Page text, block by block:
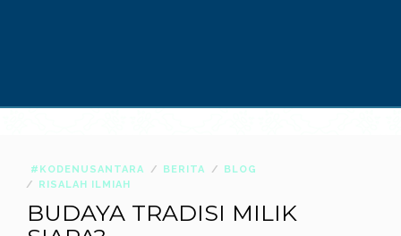
#KODENUSANTARA BERITA
BLOG
RISALAH ILMIAH
BUDAYA TRADISI MILIK